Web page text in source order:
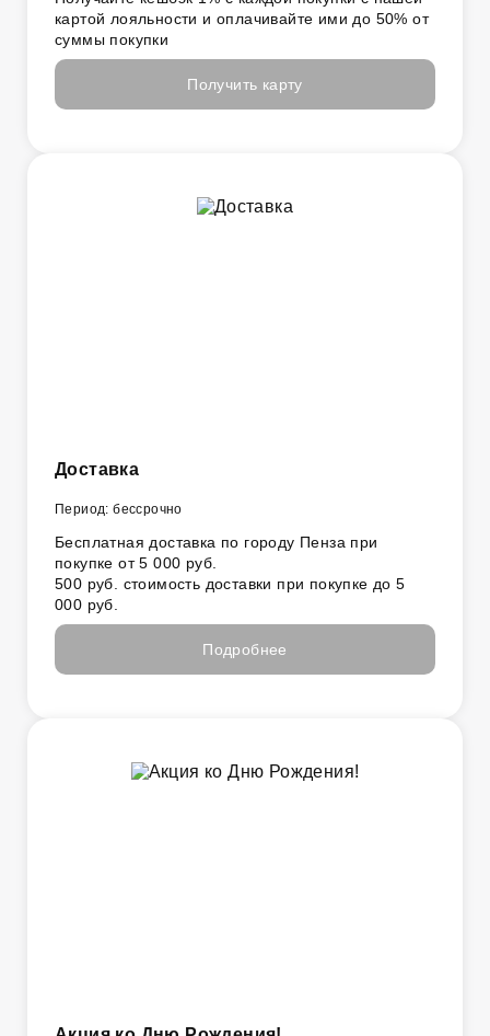
картой лояльности и оплачивайте ими до 50% от
суммы покупки
Получить карту
Доставка
Период: бессрочно
Бесплатная доставка по городу Пенза при
покупке от 5 000 руб.
500 руб. стоимость доставки при покупке до 5
000 руб.
Подробнее